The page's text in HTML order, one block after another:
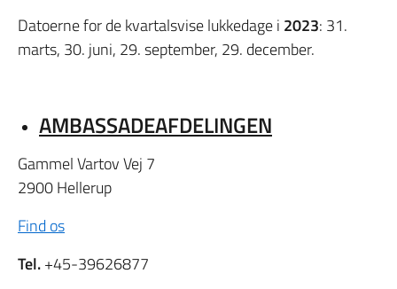
Datoerne for de kvartalsvise lukkedage i 2023: 31.
marts, 30. juni, 29. september, 29. december.
AMBASSADEAFDELINGEN
Gammel Vartov Vej 7
2900 Hellerup
Find os
Tel.+45-39626877